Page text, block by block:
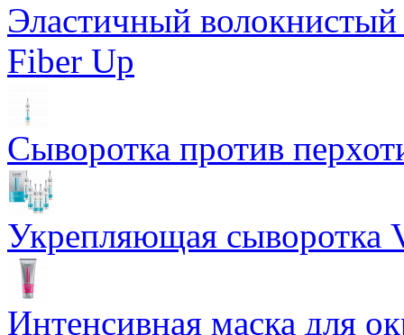
Эластичный волокнистый
Fiber Up
Сыворотка против
Укрепляющая сыворотка
Интенсивная маска для